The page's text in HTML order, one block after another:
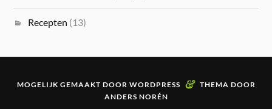
Recepten (13)
MOGELIJK GEMAAKT DOOR WORDPRESS & THEMA DOOR
ANDERS NORÉN